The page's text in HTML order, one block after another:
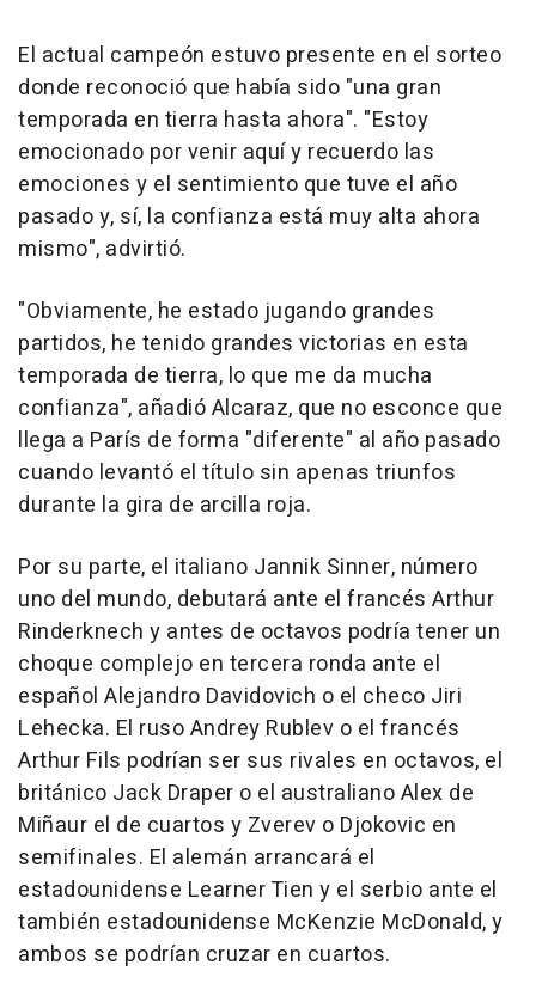
El actual campeón estuvo presente en el sorteo
donde reconoció que había sido "una gran
temporada en tierra hasta ahora". "Estoy
emocionado por venir aquí y recuerdo las
emociones y el sentimiento que tuve el año
pasado y, sí, la confianza está muy alta ahora
mismo", advirtió.
"Obviamente, he estado jugando grandes
partidos, he tenido grandes victorias en esta
temporada de tierra, lo que me da mucha
confianza", añadió Alcaraz, que no esconce que
llega a París de forma "diferente" al año pasado
cuando levantó el título sin apenas triunfos
durante la gira de arcilla roja.
Por su parte, el italiano Jannik Sinner, número
uno del mundo, debutará ante el francés Arthur
Rinderknech y antes de octavos podría tener un
choque complejo en tercera ronda ante el
español Alejandro Davidovich o el checo Jiri
Lehecka. El ruso Andrey Rublev o el francés
Arthur Fils podrían ser sus rivales en octavos, el
británico Jack Draper o el australiano Alex de
Miñaur el de cuartos y Zverev o Djokovic en
semifinales. El alemán arrancará el
estadounidense Learner Tien y el serbio ante el
también estadounidense McKenzie McDonald, y
ambos se podrían cruzar en cuartos.